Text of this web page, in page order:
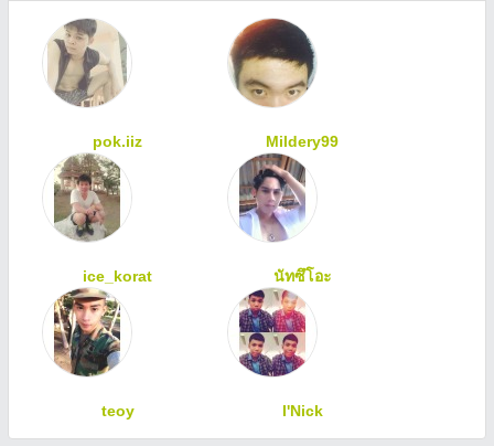
pok.iiz Mildery99
ice_korat นัทซึโอะ
teoy I'Nick